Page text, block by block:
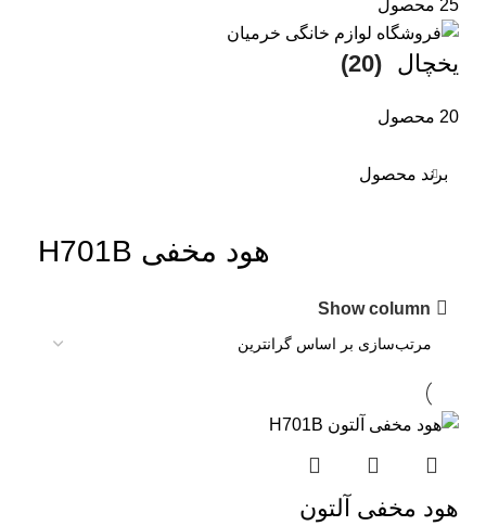
25 محصول
یخچال (20)
20 محصول
برند محصول
هود مخفی H701B
Show column
هود مخفی آلتون